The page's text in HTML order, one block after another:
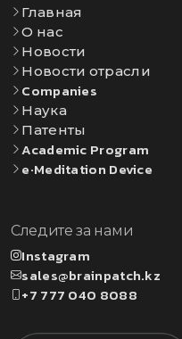
Главная
О нас
Новости
Новости отрасли
Companies
Наука
Патенты
Academic Program
e·Meditation Device
Следите за нами
Instagram
sales@brainpatch.kz
+7 777 040 8088